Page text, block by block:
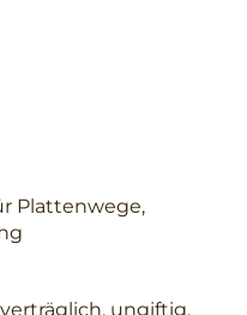
Plattenwege,
ungiftig,